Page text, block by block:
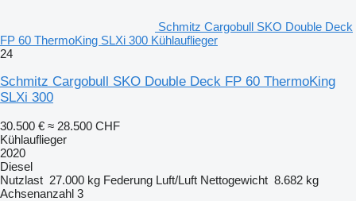
Schmitz Cargobull SKO Double Deck
FP 60 ThermoKing SLXi 300 Kühlauflieger
24
Schmitz Cargobull SKO Double Deck FP 60 ThermoKing
SLXi 300
30.500 € ≈ 28.500 CHF
Kühlauflieger
2020
Diesel
Nutzlast 27.000 kg Federung Luft/Luft Nettogewicht 8.682 kg
Achsenanzahl 3